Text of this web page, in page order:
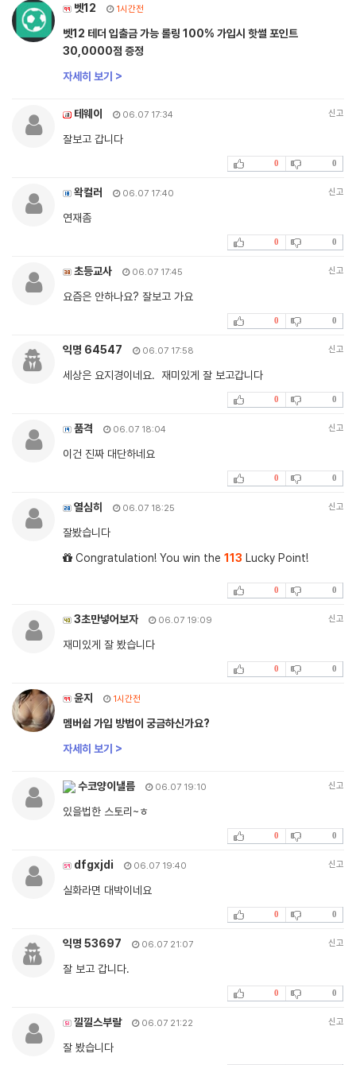
벳12 1시간전
벳12 테더 입출금 가능 롤링 100% 가입시 핫썰 포인트
30,0000점 증정
자세히 보기 >
테웨이 06.07 17:34 신고
잘보고 갑니다
0 0
왁컬러 06.07 17:40 신고
연재좀
0 0
초등교사 06.07 17:45 신고
요즘은 안하나요? 잘보고 가요
0 0
익명 64547 06.07 17:58 신고
세상은 요지경이네요. 재미있게 잘 보고갑니다
0 0
품격 06.07 18:04 신고
이건 진짜 대단하네요
0 0
열심히 06.07 18:25 신고
잘봤습니다
Congratulation! You win the 113 Lucky Point!
0 0
3초만넣어보자 06.07 19:09 신고
재미있게 잘 봤습니다
0 0
윤지 1시간전
멤버쉽 가입 방법이 궁금하신가요?
자세히 보기 >
수코양이낼름 06.07 19:10 신고
있을법한 스토리~ㅎ
0 0
dfgxjdi 06.07 19:40 신고
실화라면 대박이네요
0 0
익명 53697 06.07 21:07 신고
잘 보고 갑니다.
0 0
낄낄스부랄 06.07 21:22 신고
잘 봤습니다